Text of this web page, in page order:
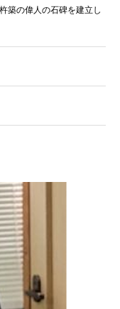
築の偉人の石碑を建立し